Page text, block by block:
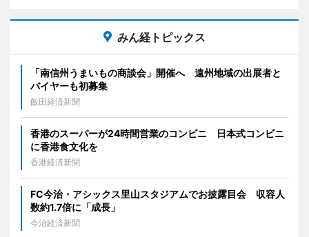
みん経トピックス
「南信州うまいもの商談会」開催へ 遠州地域の出展者と
バイヤーも初募集
飯田経済新聞
香港のスーパーが24時間営業のコンビニ 日本式コンビニ
に香港食文化を
香港経済新聞
FC今治・アシックス里山スタジアムでお披露目会 収容人
数約1.7倍に「成長」
今治経済新聞